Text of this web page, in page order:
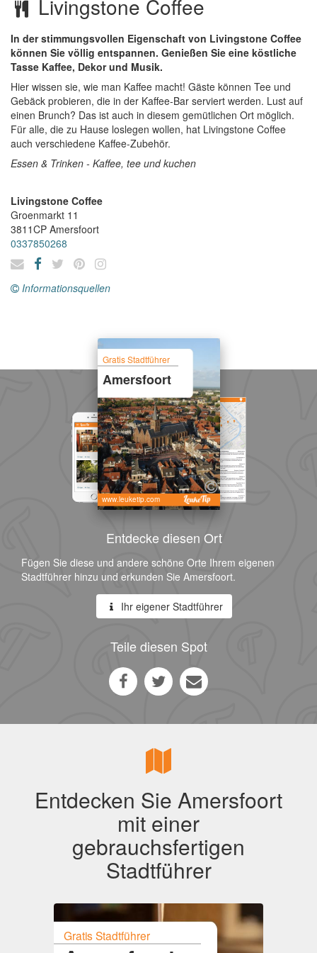
Livingstone Coffee
In der stimmungsvollen Eigenschaft von Livingstone Coffee
können Sie völlig entspannen. Genießen Sie eine köstliche
Tasse Kaffee, Dekor und Musik.
Hier wissen sie, wie man Kaffee macht! Gäste können Tee und
Gebäck probieren, die in der Kaffee-Bar serviert werden. Lust auf
einen Brunch? Das ist auch in diesem gemütlichen Ort möglich.
Für alle, die zu Hause loslegen wollen, hat Livingstone Coffee
auch verschiedene Kaffee-Zubehör.
Essen & Trinken - Kaffee, tee und kuchen
Livingstone Coffee
Groenmarkt 11
3811CP Amersfoort
0337850268
Informationsquellen
Gratis Stadtführer
Amersfoort
www.leuketip.com
Entdecke diesen Ort
Fügen Sie diese und andere schöne Orte Ihrem eigenen
Stadtführer hinzu und erkunden Sie Amersfoort.
Ihr eigener Stadtführer
Teile diesen Spot
Entdecken Sie Amersfoort
mit einer
gebrauchsfertigen
Stadtführer
Gratis Stadtführer